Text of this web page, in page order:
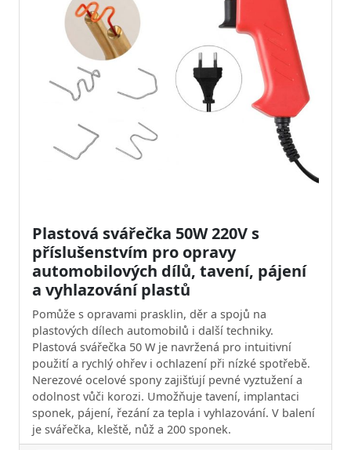
Plastová svářečka 50W 220V s
příslušenstvím pro opravy
automobilových dílů, tavení, pájení
a vyhlazování plastů
Pomůže s opravami prasklin, děr a spojů na
plastových dílech automobilů i další techniky.
Plastová svářečka 50 W je navržená pro intuitivní
použití a rychlý ohřev i ochlazení při nízké spotřebě.
Nerezové ocelové spony zajišťují pevné vyztužení a
odolnost vůči korozi. Umožňuje tavení, implantaci
sponek, pájení, řezání za tepla i vyhlazování. V balení
je svářečka, kleště, nůž a 200 sponek.